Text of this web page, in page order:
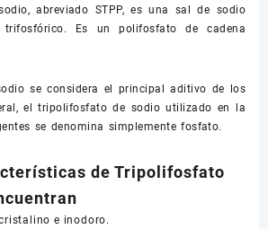
abreviado STPP, es una sal de sodio
Es un polifosfato de cadena
se considera el principal aditivo de los
el tripolifosfato de sodio utilizado en la
se denomina simplemente fosfato.
de Tripolifosfato
e inodoro.